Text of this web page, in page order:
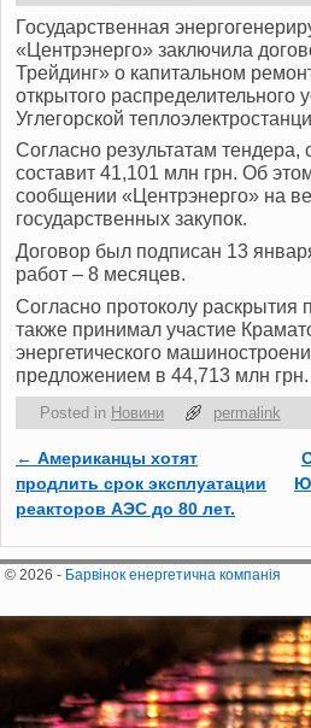
Государственная
«Центрэнерго» заключила
Трейдинг» о капитальном
открытого распределительного
Углегорской
Согласно результатам тендера,
составит 41,101 млн грн. Об
сообщении «Центрэнерго» на
государственных закупок.
Договор был подписан 13
работ – 8 месяцев.
Согласно протоколу раскрытия
также принимал участие
энергетического
предложением в 44,713 млн грн.
Posted in Новини permalink
Post navigation
← Американцы хотят
продлить срок эксплуатации
реакторов АЭС до 80 лет.
© 2026 - Барвінок енергетична компанія